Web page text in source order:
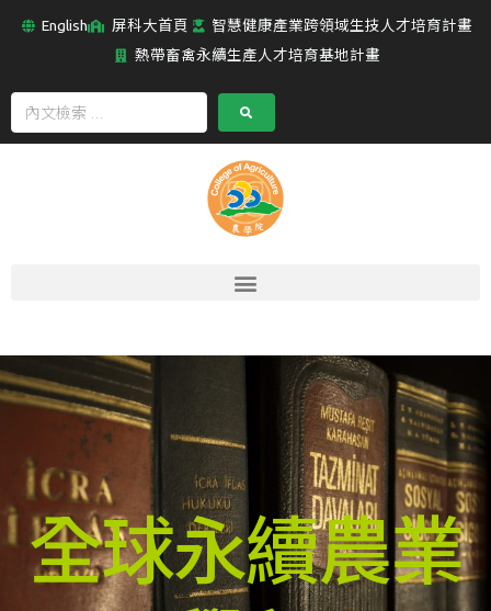
English 屏科大首頁
智慧健康產業跨領域生技人才培育計畫
熱帶畜禽永續生產人才培育基地計畫
全球永續農業